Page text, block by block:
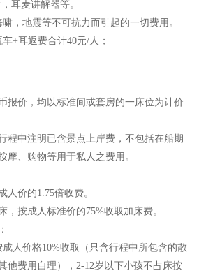
耳麦讲解器等。
，地震等不可抗力而引起的一切费用。
+耳返费合计40元/人；
报价，均以标准间或套房的一床位为计价
程中注明已含景点上岸费，不包括在船期
摩、购物等用于私人之费用。
人价的1.75倍收费。
，按成人标准价的75%收取加床费。
人价格10%收取（只含行程中所包含的散
他费用自理），2-12岁以下小孩不占床按